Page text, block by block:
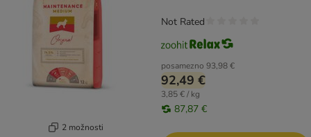
2 možnosti
posamezno 93,98 €
92,49 €
3,85 € / kg
87,87 €
Not Rated